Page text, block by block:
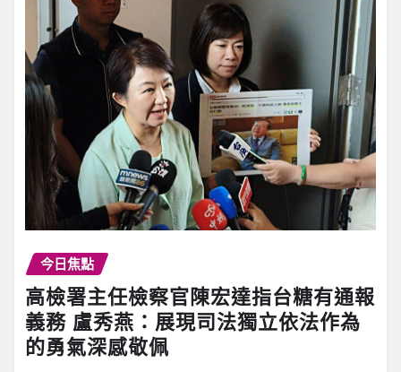
今日焦點
高檢署主任檢察官陳宏達指台糖有通報
義務 盧秀燕：展現司法獨立依法作為
的勇氣深感敬佩